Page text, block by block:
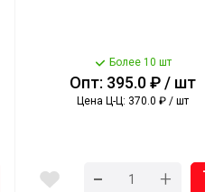
Более 10 шт
Опт: 395.0 ₽ / шт
Цена Ц-Ц: 370.0 ₽ / шт
- +